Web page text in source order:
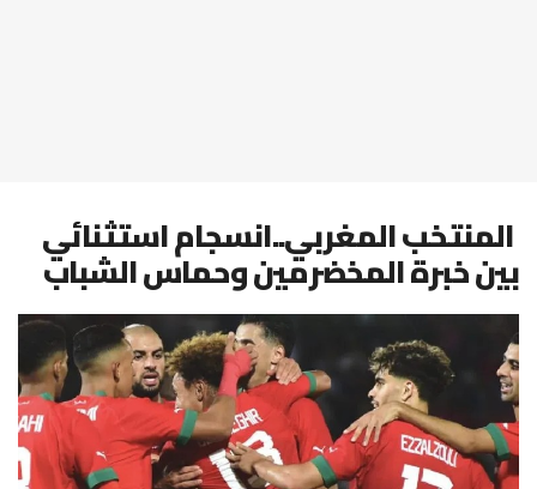
المنتخب المغربي..انسجام استثنائي
بين خبرة المخضرمين وحماس الشباب